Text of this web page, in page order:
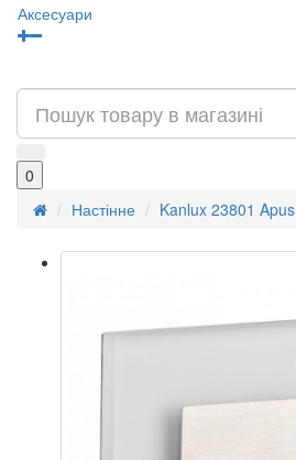
Аксесуари
0
Настінне
Kanlux 23801 Apus